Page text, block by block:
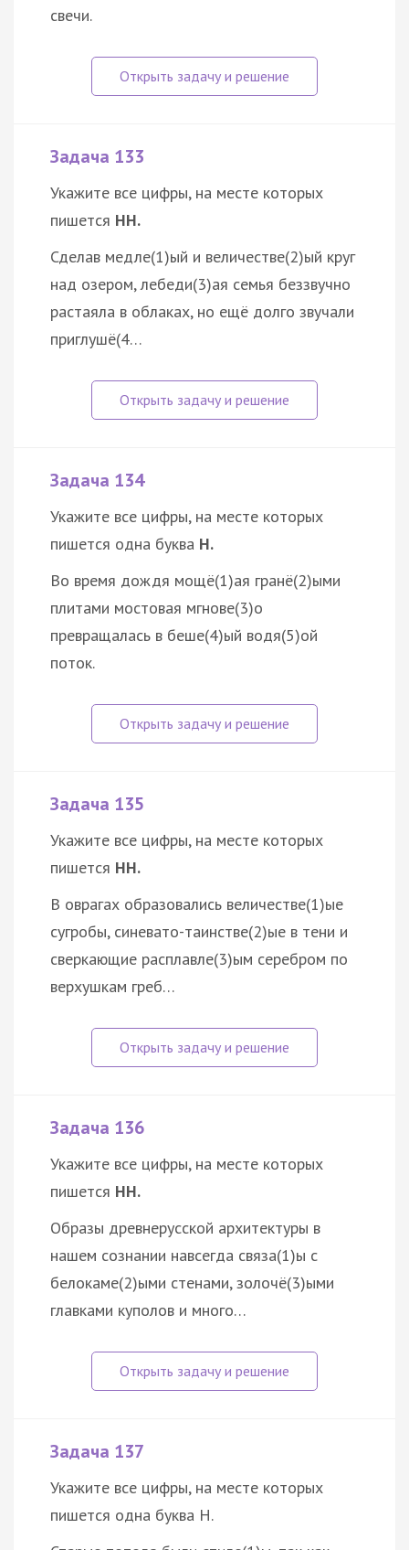
свечи.
Задача 133
Укажите все цифры, на месте которых
пишется НН.
Сделав медле(1)ый и величестве(2)ый круг
над озером, лебеди(3)ая семья беззвучно
растаяла в облаках, но ещё долго звучали
приглушё(4…
Задача 134
Укажите все цифры, на месте которых
пишется одна буква Н.
Во время дождя мощё(1)ая гранё(2)ыми
плитами мостовая мгнове(3)о
превращалась в беше(4)ый водя(5)ой
поток.
Задача 135
Укажите все цифры, на месте которых
пишется НН.
В оврагах образовались величестве(1)ые
сугробы, синевато-таинстве(2)ые в тени и
сверкающие расплавле(3)ым серебром по
верхушкам греб…
Задача 136
Укажите все цифры, на месте которых
пишется НН.
Образы древнерусской архитектуры в
нашем сознании навсегда связа(1)ы с
белокаме(2)ыми стенами, золочё(3)ыми
главками куполов и много…
Задача 137
Укажите все цифры, на месте которых
пишется одна буква Н.